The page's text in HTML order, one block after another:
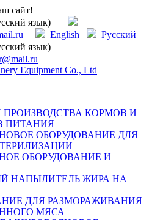
сайт!
язык)
English
Русский
язык)
ПРОИЗВОДСТВА КОРМОВ И
ПИТАНИЯ
ОБОРУДОВАНИЕ ДЛЯ
ОБОРУДОВАНИЕ И
НАПЫЛИТЕЛЬ ЖИРА НА
ДЛЯ РАЗМОРАЖИВАНИЯ
МЯСА